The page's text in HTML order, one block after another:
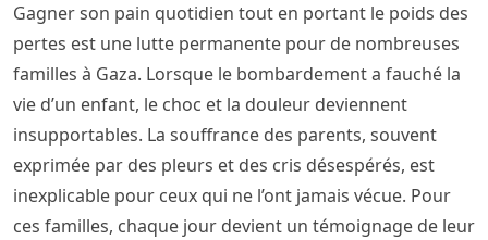
Gagner son pain quotidien tout en portant le poids des
pertes est une lutte permanente pour de nombreuses
familles à Gaza. Lorsque le bombardement a fauché la
vie d’un enfant, le choc et la douleur deviennent
insupportables. La souffrance des parents, souvent
exprimée par des pleurs et des cris désespérés, est
inexplicable pour ceux qui ne l’ont jamais vécue. Pour
ces familles, chaque jour devient un témoignage de leur